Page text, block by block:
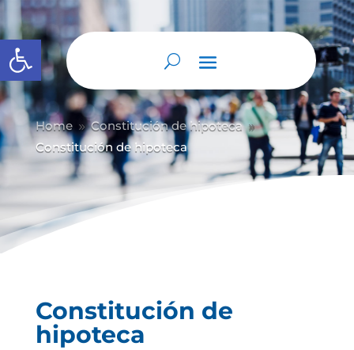
Abrir barra de herramientas
Home 9 Constitución de hipoteca 9
Constitución de hipoteca
Constitución de
hipoteca